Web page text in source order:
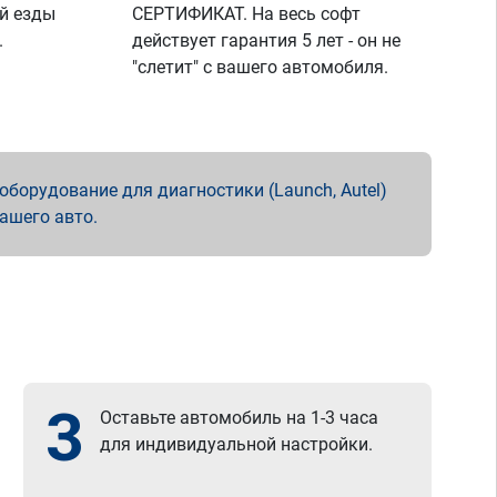
езды
СЕРТИФИКАТ. На весь софт
действует гарантия 5 лет - он не
"слетит" с вашего автомобиля.
для диагностики (Launch, Autel)
авто.
3
Оставьте автомобиль на 1-3 часа
для индивидуальной настройки.